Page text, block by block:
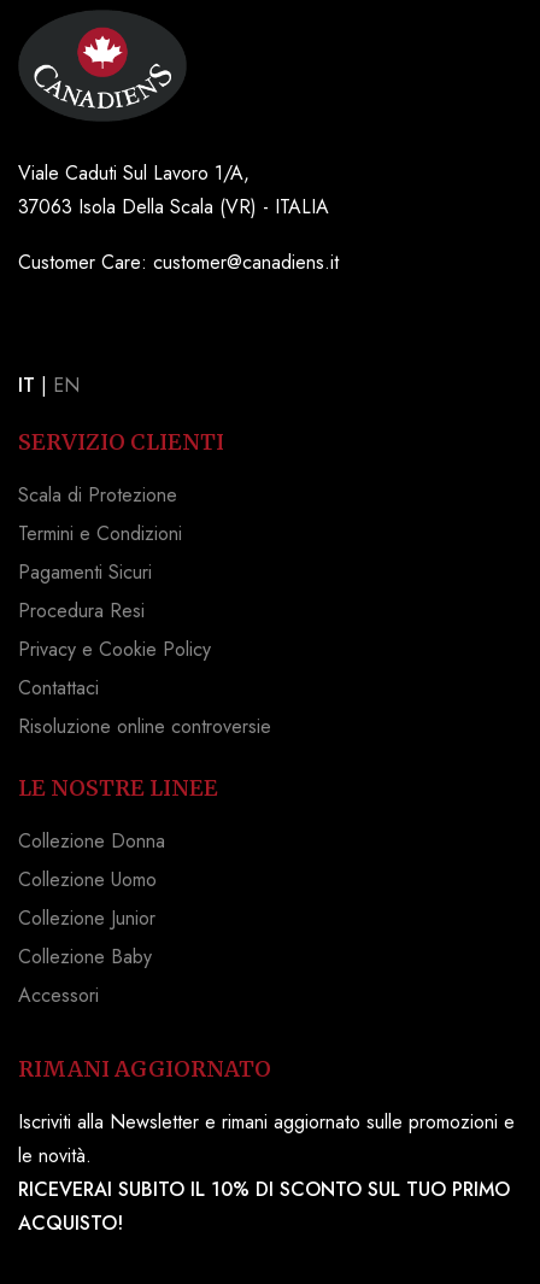
Viale Caduti Sul Lavoro 1/A,
37063 Isola Della Scala (VR) - ITALIA
Customer Care: customer@canadiens.it
IT | EN
SERVIZIO CLIENTI
Scala di Protezione
Termini e Condizioni
Pagamenti Sicuri
Procedura Resi
Privacy e Cookie Policy
Contattaci
Risoluzione online controversie
LE NOSTRE LINEE
Collezione Donna
Collezione Uomo
Collezione Junior
Collezione Baby
Accessori
RIMANI AGGIORNATO
Iscriviti alla Newsletter e rimani aggiornato sulle promozioni e
le novità.
RICEVERAI SUBITO IL 10% DI SCONTO SUL TUO PRIMO
ACQUISTO!